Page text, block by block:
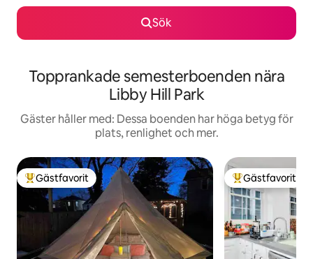
Sök
Topprankade semesterboenden nära
Libby Hill Park
Gäster håller med: Dessa boenden har höga betyg för
plats, renlighet och mer.
Populär gästfavorit
Gästfavorit Populär
Gästfavorit